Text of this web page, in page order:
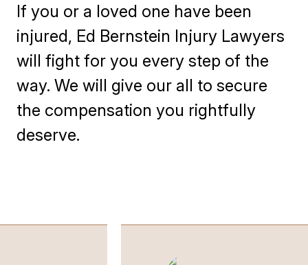
If you or a loved one have been
injured, Ed Bernstein Injury Lawyers
will fight for you every step of the
way. We will give our all to secure
the compensation you rightfully
deserve.